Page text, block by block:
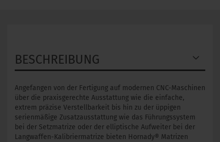
BESCHREIBUNG
Angefangen von der Fertigung auf modernen CNC-Maschinen
über die praxisgerechte Ausstattung wie die einfache,
extrem präzise Verstellbarkeit bis hin zu der üppigen
serienmäßige Zusatzausstattung wie das Führungssystem
bei der Setzmatrize oder der elliptische Aufweiter bei der
Langwaffen-Kalibriermatrize bieten Hornady® Matrizen